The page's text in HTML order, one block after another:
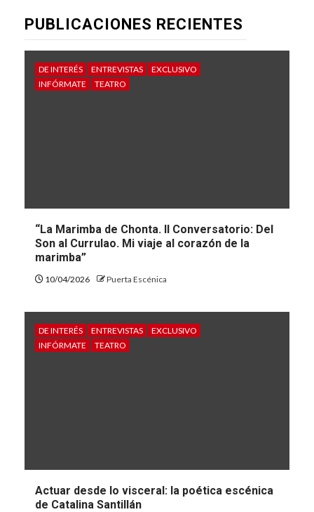
PUBLICACIONES RECIENTES
DE INTERÉS ENTREVISTAS
EXCLUSIVO
INFÓRMATE
TEATRO
“La Marimba de Chonta. II Conversatorio: Del
Son al Currulao. Mi viaje al corazón de la
marimba”
10/04/2026 Puerta Escénica
DE INTERÉS ENTREVISTAS
EXCLUSIVO
INFÓRMATE
TEATRO
Actuar desde lo visceral: la poética escénica
de Catalina Santillán